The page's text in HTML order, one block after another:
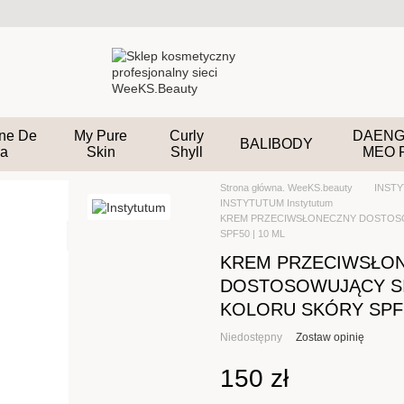
De
My Pure
Skin
Curly
Shyll
BALIBODY
MEO
Strona główna. WeeKS.beauty
INSTYTUTUM Instytutum
KREM PRZECIWSŁONECZNY
SPF50 | 10 ML
KREM
DOSTOSOWUJĄCY
KOLORU SKÓRY
Niedostępny Zostaw opinię
150 zł